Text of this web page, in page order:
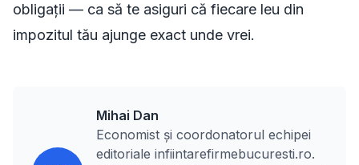
obligații — ca să te asiguri că fiecare leu din
impozitul tău ajunge exact unde vrei.
Mihai Dan
Economist și coordonatorul echipei
editoriale infiintarefirmebucuresti.ro.